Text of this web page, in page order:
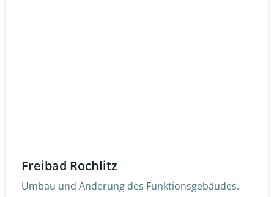
Freibad Rochlitz
Umbau und Änderung des Funktionsgebäudes.